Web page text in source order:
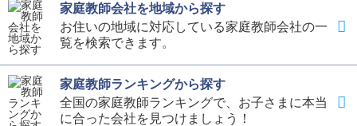
家庭教師会社を地域から探す
お住いの地域に対応している家庭教師会社の一
覧を検索できます。
家庭教師ランキングから探す
全国の家庭教師ランキングで、お子さまに本当
に合った会社を見つけましょう！